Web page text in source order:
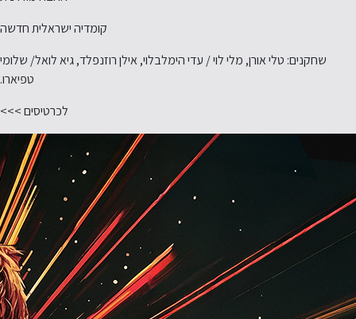
קומדיה ישראלית חדשה
שחקנים: טלי אורן, מלי לוי / עדי הימלבלוי, אילן רוזנפלד, גיא לואל/ שלומי
טפיארו.
לכרטיסים >>>